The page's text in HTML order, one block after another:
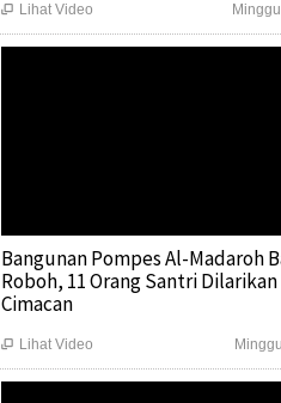
 Lihat Video
Bangunan Pompes Al-Madaroh
Roboh, 11 Orang Santri Dilarikan
Cimacan
 Lihat Video